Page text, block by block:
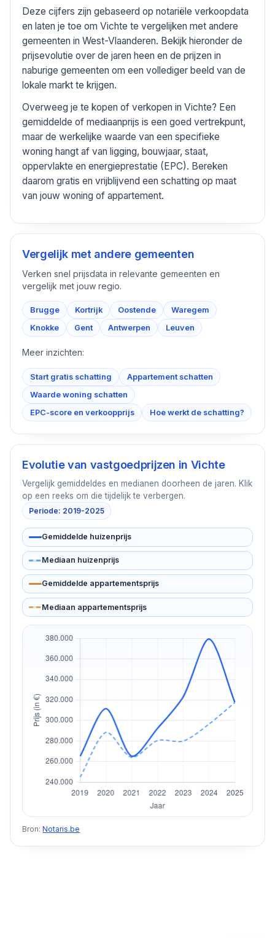
Deze cijfers zijn gebaseerd op notariële verkoopdata
en laten je toe om Vichte te vergelijken met andere
gemeenten in West-Vlaanderen. Bekijk hieronder de
prijsevolutie over de jaren heen en de prijzen in
naburige gemeenten om een vollediger beeld van de
lokale markt te krijgen.
Overweeg je te kopen of verkopen in Vichte? Een
gemiddelde of mediaanprijs is een goed vertrekpunt,
maar de werkelijke waarde van een specifieke
woning hangt af van ligging, bouwjaar, staat,
oppervlakte en energieprestatie (EPC). Bereken
daarom gratis en vrijblijvend een schatting op maat
van jouw woning of appartement.
Vergelijk met andere gemeenten
Verken snel prijsdata in relevante gemeenten en
vergelijk met jouw regio.
Brugge Kortrijk Oostende
Waregem
Knokke
Gent Antwerpen Leuven
Meer inzichten:
Start gratis schatting
Appartement schatten
Waarde woning schatten
EPC-score en verkoopprijs
Hoe werkt de schatting?
Evolutie van vastgoedprijzen in Vichte
Vergelijk gemiddeldes en medianen doorheen de jaren. Klik
op een reeks om die tijdelijk te verbergen.
Periode: 2019-2025
Gemiddelde huizenprijs
Mediaan huizenprijs
Gemiddelde appartementsprijs
Mediaan appartementsprijs
Bron:Notaris.be